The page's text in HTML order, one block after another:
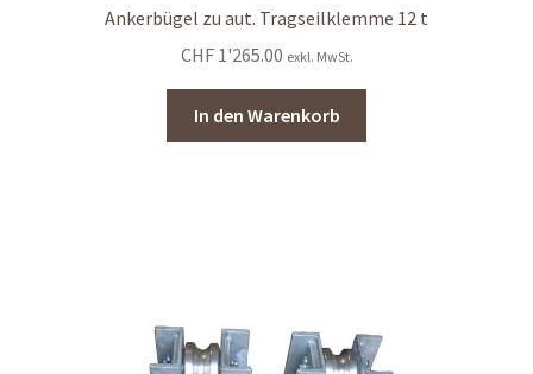
Ankerbügel zu aut. Tragseilklemme 12 t
CHF1'265.00 exkl. MwSt.
In den Warenkorb